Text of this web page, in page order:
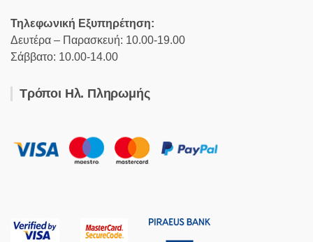
Τηλεφωνική Εξυπηρέτηση:
Δευτέρα – Παρασκευή: 10.00-19.00
Σάββατο: 10.00-14.00
Τρόποι Ηλ. Πληρωμής